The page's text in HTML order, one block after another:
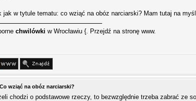
jak w tytule tematu: co wziąć na obóz narciarski? Mam tutaj na
chwilówki w Wrocławiu {. Przejdź na stronę www.
wziąć na obóz narciarski?
chodzi o podstawowe rzeczy, to bezwzględnie trzeba zabrać ze